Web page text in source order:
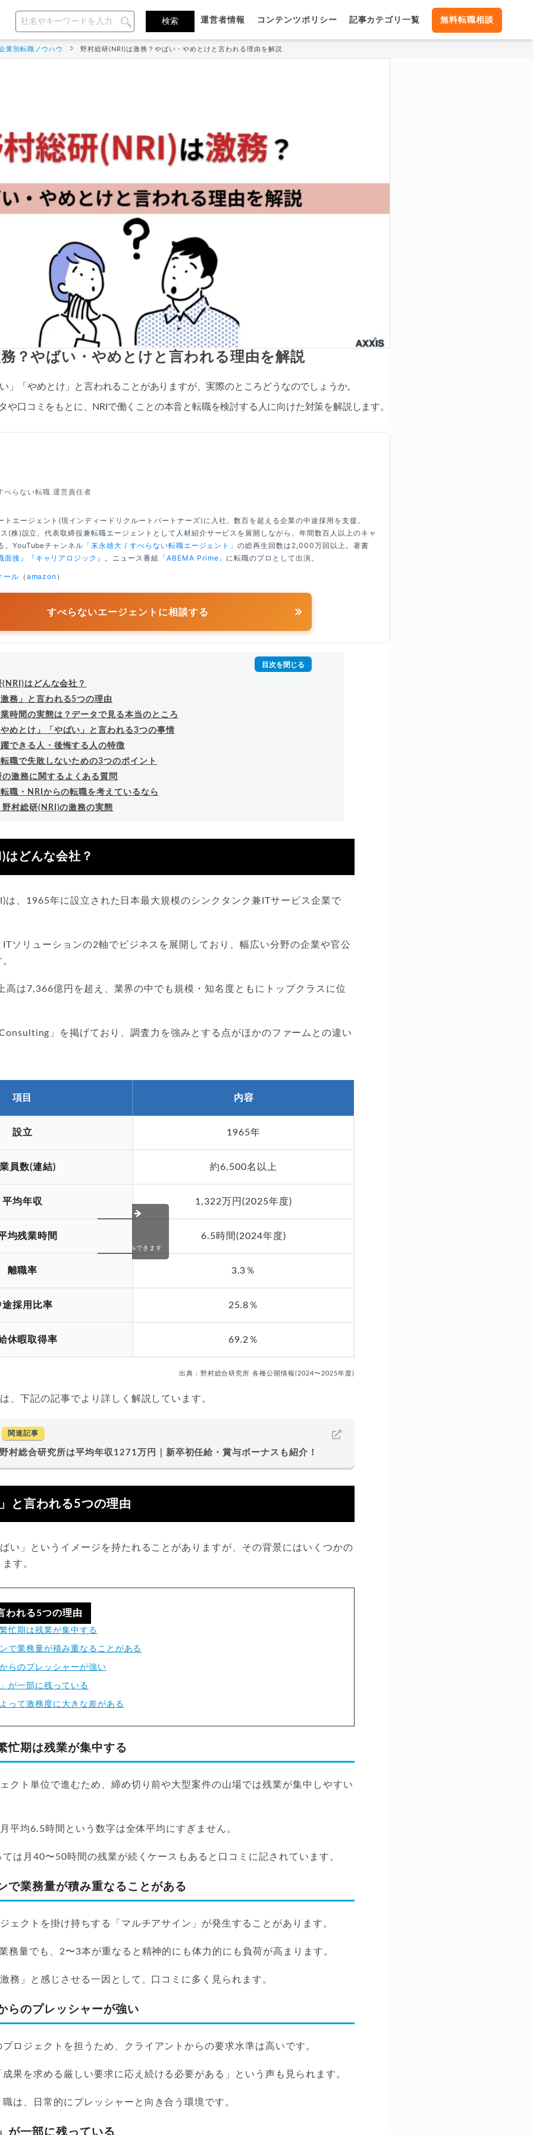
運営者情報 コンテンツポリシー 記事カテゴリ一覧 無料転職相談
業別転職ノウハウ 野村総研(NRI)は激務？やばい・やめとけと言われる理由を解説
？やばい・やめとけと言われる理由を解説
」「やめとけ」と言われることがありますが、実際のところどうなのでしょうか。
や口コミをもとに、NRIで働くことの本音と転職を検討する人に向けた対策を解説します。
べらない転職 運営責任者
トエージェント(現インディードリクルートパートナーズ)に入社。数百を超える企業の中途採用を支援。
(株)設立、代表取締役兼転職エージェントとして人材紹介サービスを展開しながら、年間数百人以上のキャ
。YouTubeチャンネル 「末永雄大 / すべらない転職エージェント」の総再生回数は2,000万回以上。著書
接』
『キャリアロジック』 。ニュース番組 「ABEMA Prime」 に転職のプロとして出演。
ール （ amazon ）
すべらないエージェントに相談する
はどんな会社？
務」と言われる5つの理由
時間の実態は？データで見る本当のところ
めとけ」「やばい」と言われる3つの事情
できる人・後悔する人の特徴
職で失敗しないための3つのポイント
激務に関するよくある質問
職・NRIからの転職を考えているなら
野村総研(NRI)の激務の実態
はどんな会社？
は、1965年に設立された日本最大規模のシンクタンク兼ITサービス企業で
ソリューションの2軸でビジネスを展開しており、幅広い分野の企業や官公
高は7,366億円を超え、業界の中でも規模・知名度ともにトップクラスに位
」を掲げており、調査力を強みとする点がほかのファームとの違い
項目 内容
設立 1965年
員数(連結) 約6,500名以上
平均年収 1,322万円(2025年度)
均残業時間 6.5時間(2024年度)
離職率 3.3％
途採用比率 25.8％
休暇取得率 69.2％
スクロールできます
出典：野村総合研究所 各種公開情報(2024〜2025年度)
、下記の記事でより詳しく解説しています。
関連記事
野村総合研究所は平均年収1271万円｜新卒初任給・賞与ボーナスも紹介！
と言われる5つの理由
い」というイメージを持たれることがありますが、その背景にはいくつかの
す。
われる5つの理由
忙期は残業が集中する
で業務量が積み重なることがある
らのプレッシャーが強い
が一部に残っている
って激務度に大きな差がある
忙期は残業が集中する
クト単位で進むため、締め切り前や大型案件の山場では残業が集中しやすい
平均6.5時間という数字は全体平均にすぎません。
は月40〜50時間の残業が続くケースもあると口コミに記されています。
業務量が積み重なることがある
ェクトを掛け持ちする「マルチアサイン」が発生することがあります。
務量でも、2〜3本が重なると精神的にも体力的にも負荷が高まります。
務」と感じさせる一因として、口コミに多く見られます。
らのプレッシャーが強い
ロジェクトを担うため、クライアントからの要求水準は高いです。
果を求める厳しい要求に応え続ける必要がある」という声も見られます。
は、日常的にプレッシャーと向き合う環境です。
が一部に残っている